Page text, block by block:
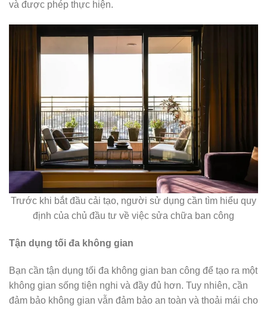
và được phép thực hiện.
Trước khi bắt đầu cải tạo, người sử dụng cần tìm hiểu quy
định của chủ đầu tư về việc sửa chữa ban công
Tận dụng tối đa không gian
Bạn cần tận dụng tối đa không gian ban công để tạo ra một
không gian sống tiện nghi và đầy đủ hơn. Tuy nhiên, cần
đảm bảo không gian vẫn đảm bảo an toàn và thoải mái cho